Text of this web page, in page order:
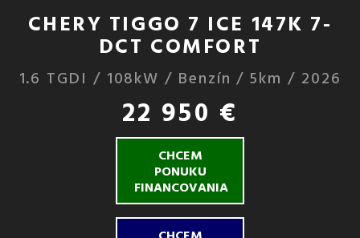
CHERY TIGGO 7 ICE 147K 7-
DCT COMFORT
1.6 TGDI / 108kW / Benzín / 5km / 2026
22 950 €
CHCEM
PONUKU
FINANCOVANIA